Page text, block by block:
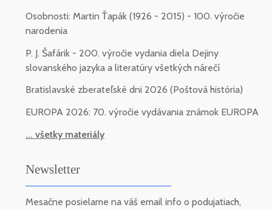
Osobnosti: Martin Ťapák (1926 - 2015) - 100. výročie
narodenia
P. J. Šafárik - 200. výročie vydania diela Dejiny
slovanského jazyka a literatúry všetkých nárečí
Bratislavské zberateľské dni 2026 (Poštová história)
EUROPA 2026: 70. výročie vydávania známok EUROPA
... všetky materiály
Newsletter
Mesačne posielame na váš email info o podujatiach,